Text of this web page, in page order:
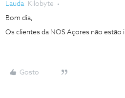
Lauda Kilobyte
Bom dia,
Os clientes da NOS Açores não estão
Gosto